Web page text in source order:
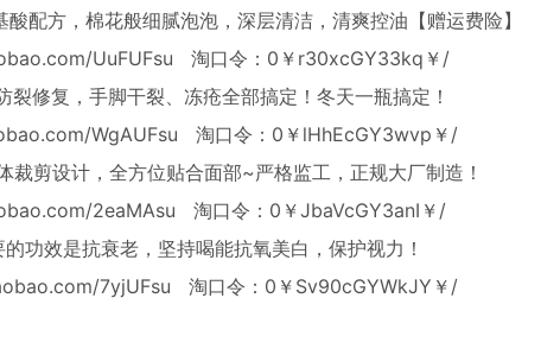
方，棉花般细腻泡泡，深层清洁，清爽控油【赠运费险】
UuFUFsu
淘口令：0￥r30xcGY33kq￥/
修复，手脚干裂、冻疮全部搞定！冬天一瓶搞定！
WgAUFsu 淘口令：0￥lHhEcGY3wvp￥/
剪设计，全方位贴合面部~严格监工，正规大厂制造！
2eaMAsu 淘口令：0￥JbaVcGY3anI￥/
效是抗衰老，坚持喝能抗氧美白，保护视力！
7yjUFsu 淘口令：0￥Sv90cGYWkJY￥/